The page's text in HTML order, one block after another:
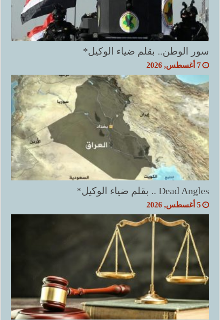
سور الوطن.. بقلم ضياء الوكيل*
7 أغسطس, 2026
Dead Angles .. بقلم ضياء الوكيل*
5 أغسطس, 2026